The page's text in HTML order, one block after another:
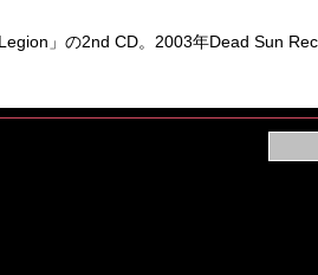
」の2nd CD。2003年Dead Sun